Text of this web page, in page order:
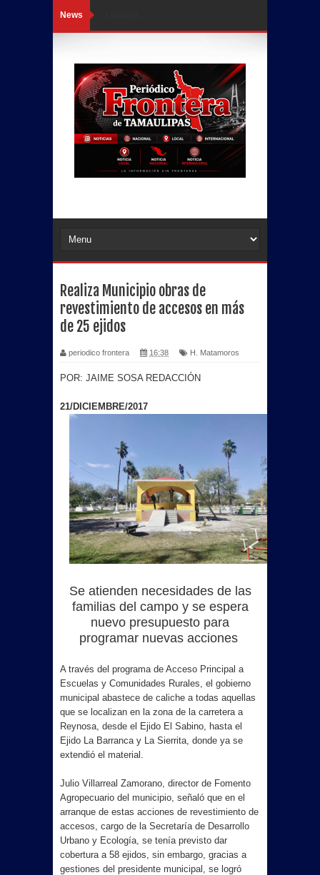
News
Realiza Municipio obras de
revestimiento de accesos en más
de 25 ejidos
periodico frontera 16:38 H. Matamoros
POR: JAIME SOSA REDACCIÓN
21/DICIEMBRE/2017
Se atienden necesidades de las
familias del campo y se espera
nuevo presupuesto para
programar nuevas acciones
A través del programa de Acceso Principal a
Escuelas y Comunidades Rurales, el gobierno
municipal abastece de caliche a todas aquellas
que se localizan en la zona de la carretera a
Reynosa, desde el Ejido El Sabino, hasta el
Ejido La Barranca y La Sierrita, donde ya se
extendió el material.
Julio Villarreal Zamorano, director de Fomento
Agropecuario del municipio, señaló que en el
arranque de estas acciones de revestimiento de
accesos, cargo de la Secretaría de Desarrollo
Urbano y Ecología, se tenía previsto dar
cobertura a 58 ejidos, sin embargo, gracias a
gestiones del presidente municipal, se logró